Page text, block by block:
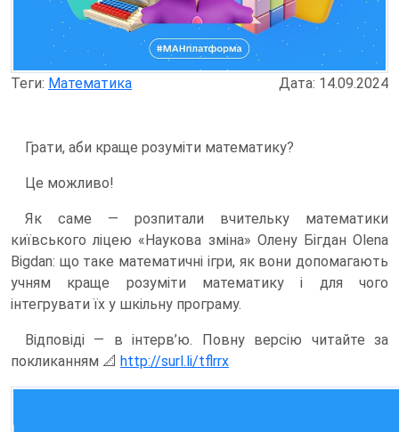
Теги: Математика Дата: 14.09.2024
Грати, аби краще розуміти математику?
Це можливо!
Як саме — розпитали вчительку математики
київського ліцею «Наукова зміна» Олену Бігдан Olena
Bigdan: що таке математичні ігри, як вони допомагають
учням краще розуміти математику і для чого
інтегрувати їх у шкільну програму.
Відповіді — в інтерв’ю. Повну версію читайте за
покликанням 📐 http://surl.li/tflrrx